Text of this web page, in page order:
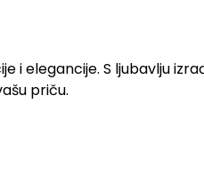
i elegancije. S ljubavlju
priču.